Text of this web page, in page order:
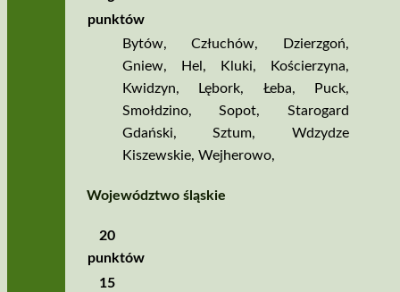
punktów
Bytów,Człuchów, Dzierzgoń,
Gniew, Hel , Kluki, Kościerzyna,
Kwidzyn, Lębork, Łeba, Puck,
Smołdzino,Sopot, Starogard
Gdański,Sztum, Wdzydze
Kiszewskie, Wejherowo,
Województwo śląskie
20
punktów
15